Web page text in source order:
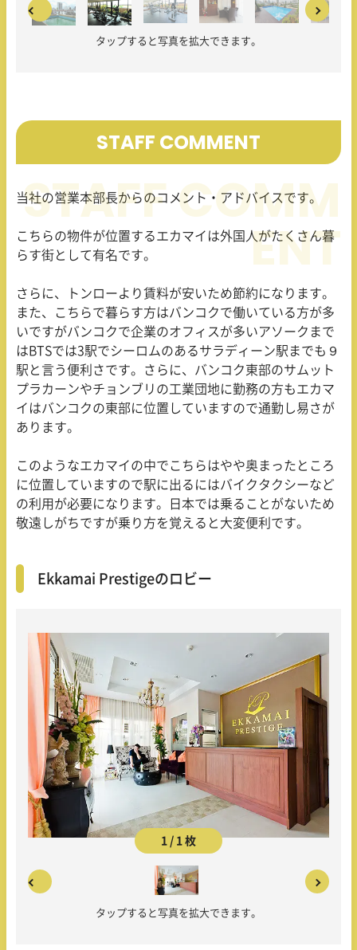
タップすると写真を拡大できます。
STAFF COMMENT
当社の営業本部長からのコメント・アドバイスです。
こちらの物件が位置するエカマイは外国人がたくさん暮
らす街として有名です。
さらに、トンローより賃料が安いため節約になります。
また、こちらで暮らす方はバンコクで働いている方が多
いですがバンコクで企業のオフィスが多いアソークまで
はBTSでは3駅でシーロムのあるサラディーン駅までも９
駅と言う便利さです。さらに、バンコク東部のサムット
プラカーンやチョンブリの工業団地に勤務の方もエカマ
イはバンコクの東部に位置していますので通勤し易さが
あります。
このようなエカマイの中でこちらはやや奥まったところ
に位置していますので駅に出るにはバイクタクシーなど
の利用が必要になります。日本では乗ることがないため
敬遠しがちですが乗り方を覚えると大変便利です。
Ekkamai Prestigeのロビー
1 / 1 枚
タップすると写真を拡大できます。